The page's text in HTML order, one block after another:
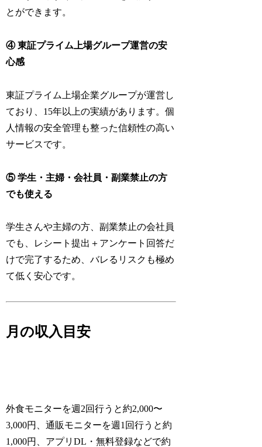
とができます。
④ 東証プライム上場グループ運営の安
心感
東証プライム上場企業グループが運営し
ており、15年以上の実績があります。個
人情報の安全管理も整った信頼性の高い
サービスです。
⑤ 学生・主婦・会社員・副業禁止の方
でも使える
学生さんや主婦の方、副業禁止の会社員
でも、レシート提出＋アンケート回答だ
けで完了するため、バレるリスクも極め
て低く安心です。
月の収入目安
外食モニターを週2回行うと約2,000〜
3,000円、通販モニターを週1回行うと約
1,000円、アプリDL・無料登録などで約